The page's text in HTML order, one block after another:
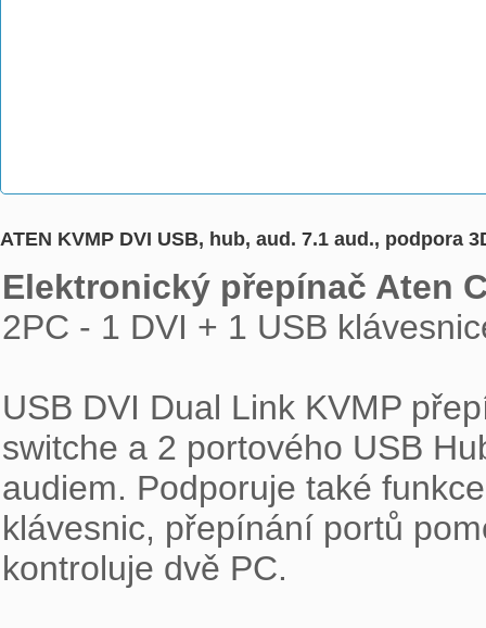
ATEN KVMP DVI USB, hub, aud. 7.1 aud., podpora
Elektronický přepínač Aten
2PC - 1 DVI + 1 USB
USB DVI Dual Link KVMP
switche a 2 portového USB
audiem. Podporuje také
klávesnic, přepínání portů
kontroluje dvě PC.